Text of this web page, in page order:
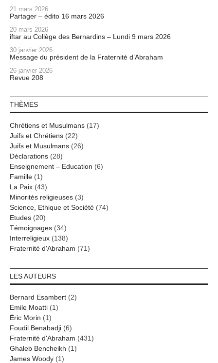
21 mars 2026
Partager – édito 16 mars 2026
20 mars 2026
iftar au Collège des Bernardins – Lundi 9 mars 2026
30 janvier 2026
Message du président de la Fraternité d’Abraham
26 janvier 2026
Revue 208
THÈMES
Chrétiens et Musulmans (17)
Juifs et Chrétiens (22)
Juifs et Musulmans (26)
Déclarations (28)
Enseignement – Education (6)
Famille (1)
La Paix (43)
Minorités religieuses (3)
Science, Ethique et Société (74)
Etudes (20)
Témoignages (34)
Interreligieux (138)
Fraternité d'Abraham (71)
LES AUTEURS
Bernard Esambert (2)
Emile Moatti (1)
Éric Morin (1)
Foudil Benabadji (6)
Fraternité d'Abraham (431)
Ghaleb Bencheikh (1)
James Woody (1)